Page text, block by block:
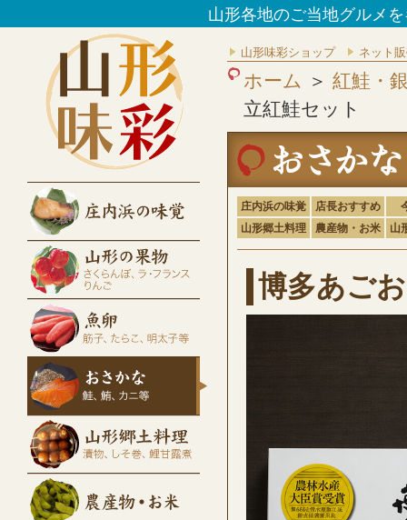
山形各地のご当地グルメ
山形味彩ショップ ネット
ホーム ＞ 紅鮭・
立紅鮭セット
庄内浜の味覚 店長おすすめ
山形郷土料理
農産物・お米 山
博多あご